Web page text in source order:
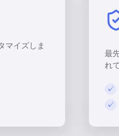
マイズしま
最
れ
✓
✓